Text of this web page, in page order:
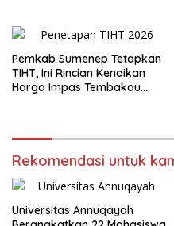
Pemkab Sumenep Tetapkan
TIHT, Ini Rincian Kenaikan
Harga Impas Tembakau
Rekomendasi untuk
Universitas Annuqayah